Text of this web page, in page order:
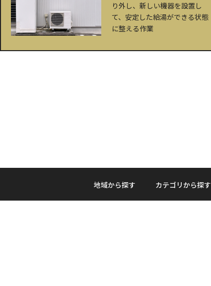
り外し、新しい機器を設置し
て、安定した給湯ができる状態
に整える作業
地域から探す カテゴリから探す